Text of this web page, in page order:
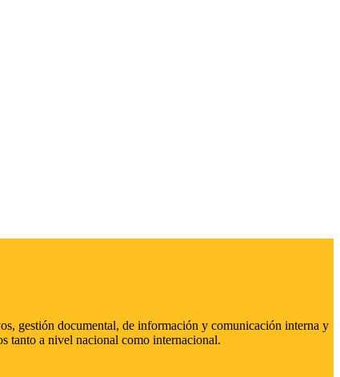
gestión documental, de información y comunicación interna y
tanto a nivel nacional como internacional.